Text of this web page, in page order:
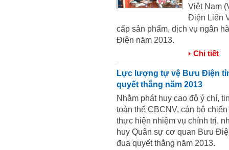
Việt Nam
Điện Liên
cấp sản phẩm, dịch vụ ngân
Điện năm 2013.
Chi tiết
Lực lượng tự vệ Bưu Điện
quyết thắng năm 2013
Nhằm phát huy cao độ ý chí,
toàn thể CBCNV, cán bộ
thực hiện nhiệm vụ chính trị,
huy Quân sự cơ quan Bưu
đua quyết thắng năm 2013.